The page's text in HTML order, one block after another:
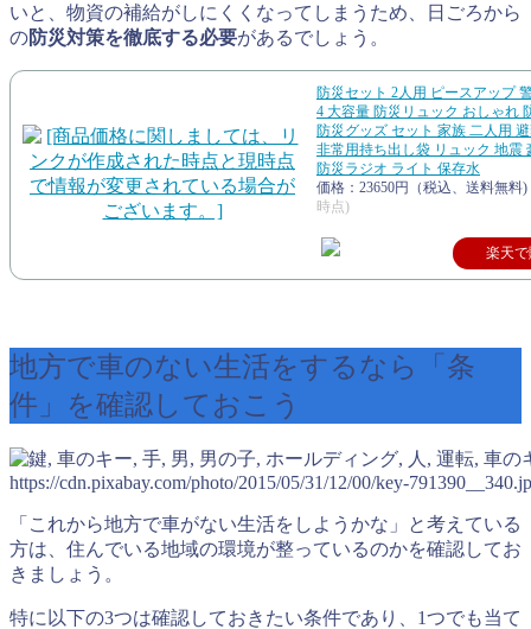
いと、物資の補給がしにくくなってしまうため、日ごろから
の防災対策を徹底する必要があるでしょう。
防災セット 2人用 ピースアップ
4 大容量 防災リュック おしゃれ
防災グッズ セット 家族 二人用
非常用持ち出し袋 リュック 地震
防災ラジオ ライト 保存水
価格：23650円（税込、送料無料)
時点)
楽天
地方で車のない生活をするなら「条
件」を確認しておこう
https://cdn.pixabay.com/photo/2015/05/31/12/00/key-
「これから地方で車がない生活をしようかな」と考えている
方は、住んでいる地域の環境が整っているのかを確認してお
きましょう。
特に以下の3つは確認しておきたい条件であり、1つでも当て